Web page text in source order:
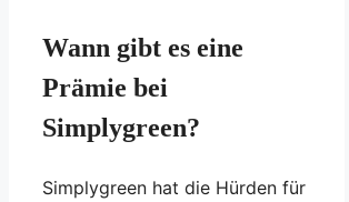
Wann gibt es eine
Prämie bei
Simplygreen?
Simplygreen hat die Hürden für